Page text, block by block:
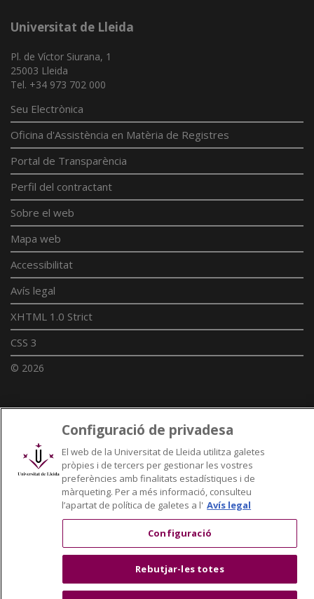
Universitat de Lleida
Pl. de Víctor Siurana, 1
25003 Lleida
Tel. +34 973 702 000
Seu Electrònica
Oficina d'Assistència en Matèria de Registres
Portal de Transparència
Perfil del contractant
Sobre el web
Mapa web
Accessibilitat
Avís legal
XHTML 1.0 Strict
CSS 3
© 2026
Enllaços UdL
Xarxes universitàries
Configuració de privadesa
El web de la Universitat de Lleida utilitza galetes
pròpies i de tercers per gestionar les vostres
preferències amb finalitats estadístiques i de
màrqueting. Per a més informació, consulteu
l’apartat de política de galetes a l' Avís legal
Configuració
Rebutjar-les totes